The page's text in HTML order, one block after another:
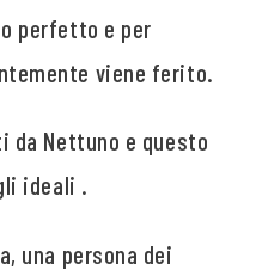
perfetto e per
viene ferito.
da Nettuno e questo
ideali .
una persona dei